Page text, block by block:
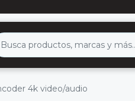
4k video/audio